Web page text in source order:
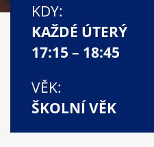
KDY:
KAŽDÉ ÚTERÝ
17:15 – 18:45
VĚK:
ŠKOLNÍ VĚK